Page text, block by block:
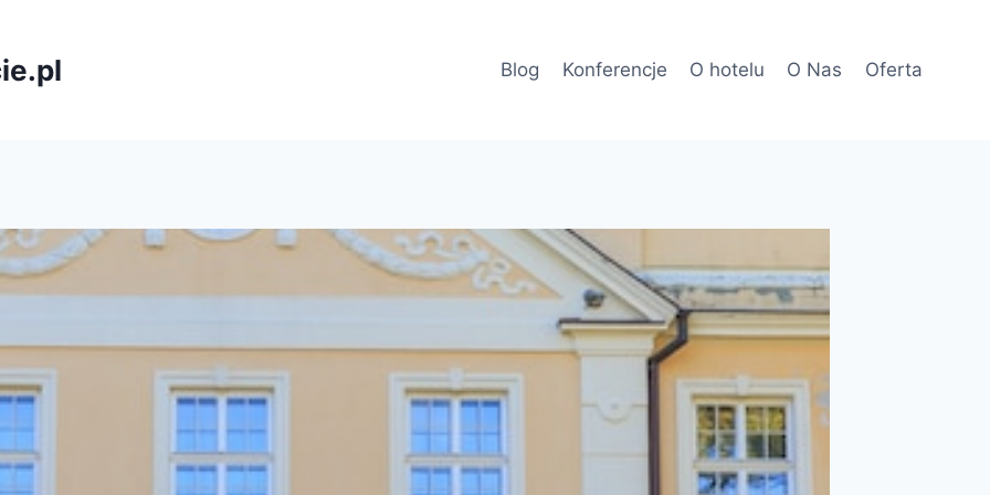
Blog Konferencje O hotelu O Nas Oferta